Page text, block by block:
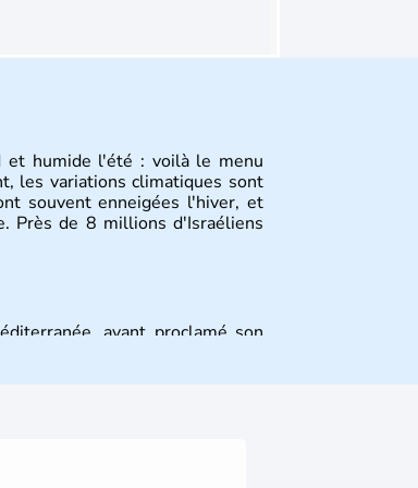
et humide l'été : voilà le menu
les variations climatiques sont
souvent enneigées l'hiver, et
Près de 8 millions d'Israéliens
ayant proclamé son